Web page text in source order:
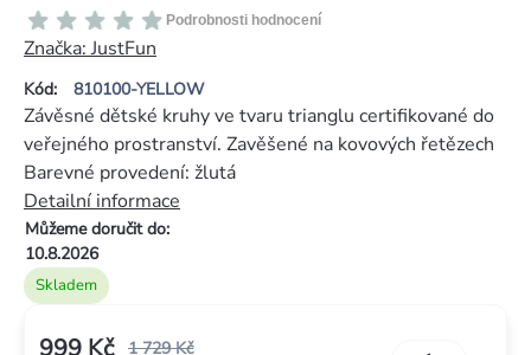
Kód: 810100-YELLOW
Průměrné
hodnocení
produktu
je
0,0
z
5
hvězdiček.
Podrobnosti hodnocení
Značka:JustFun
Skladem
Můžeme doručit do:
10.8.2026
Závěsné dětské kruhy ve tvaru trianglu certifikované do
veřejného prostranství. Zavěšené na kovových řetězech
Barevné provedení: žlutá
Detailní informace
1 729 Kč
999 Kč